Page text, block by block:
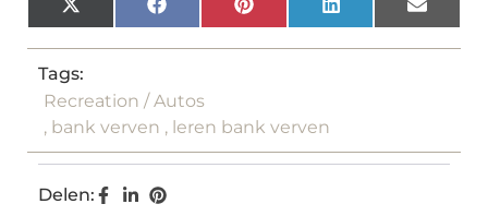
X
(Twitter)
FacebookPinterestLinkedIn Email
Tags:
Recreation / Autos
, bank verven , leren bank verven
Delen: